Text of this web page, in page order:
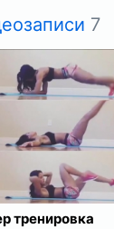
7
тренировка